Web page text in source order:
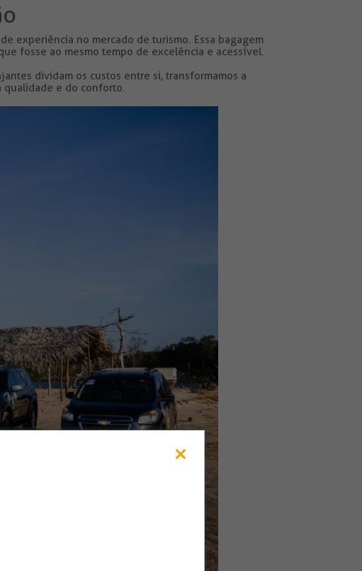
experiência no mercado de turismo. Essa bagagem
fosse ao mesmo tempo de excelência e acessível.
dividam os custos entre si, transformamos a
qualidade e do conforto.